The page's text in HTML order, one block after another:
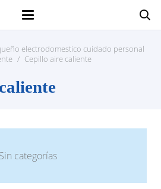
electrodomestico cuidado personal
/ Cepillo aire caliente
Sin categorías